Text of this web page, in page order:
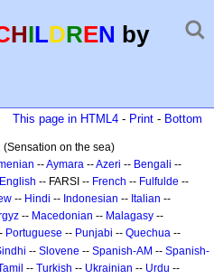
HILDREN by
This page in HTML4 - Print - Bottom
(Sensation on the sea)
--Aymara --Azeri -- Bengali --
English -- FARSI -- French -- Fulfulde --
-- Hindi -- Indonesian -- Italian --
-- Macedonian -- Malagasy --
Portuguese -- Punjabi -- Quechua --
-- Slovene -- Spanish-AM -- Spanish-
-- Turkish -- Ukrainian -- Urdu --